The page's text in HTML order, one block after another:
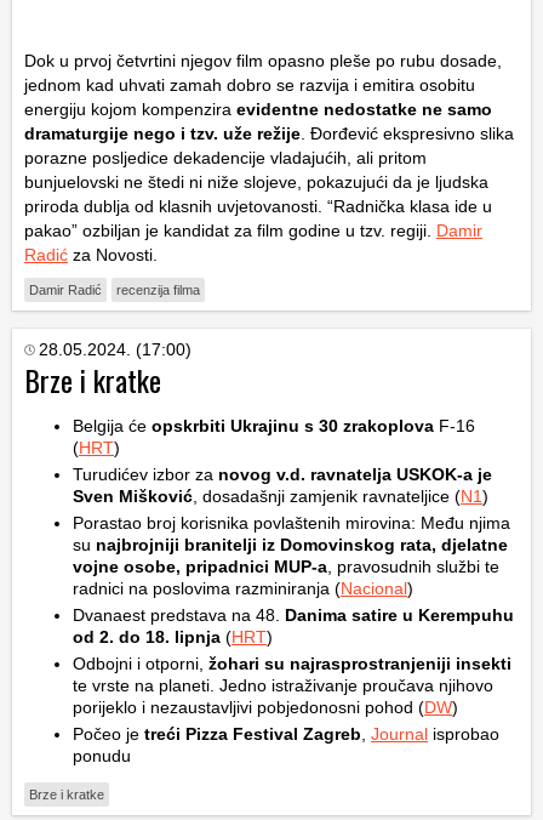
Dok u prvoj četvrtini njegov film opasno pleše po rubu dosade,
jednom kad uhvati zamah dobro se razvija i emitira osobitu
energiju kojom kompenzira evidentne nedostatke ne samo
dramaturgije nego i tzv. uže režije. Đorđević ekspresivno slika
porazne posljedice dekadencije vladajućih, ali pritom
bunjuelovski ne štedi ni niže slojeve, pokazujući da je ljudska
priroda dublja od klasnih uvjetovanosti. “Radnička klasa ide u
pakao” ozbiljan je kandidat za film godine u tzv. regiji. Damir
Radić za Novosti.
Damir Radić recenzija filma
28.05.2024. (17:00)
Brze i kratke
Belgija će opskrbiti Ukrajinu s 30 zrakoplova F-16
(HRT)
Turudićev izbor za novog v.d. ravnatelja USKOK-a je
Sven Mišković, dosadašnji zamjenik ravnateljice (N1)
Porastao broj korisnika povlaštenih mirovina: Među njima
su najbrojniji branitelji iz Domovinskog rata, djelatne
vojne osobe, pripadnici MUP-a, pravosudnih službi te
radnici na poslovima razminiranja (Nacional)
Dvanaest predstava na 48. Danima satire u Kerempuhu
od 2. do 18. lipnja (HRT)
Odbojni i otporni, žohari su najrasprostranjeniji insekti
te vrste na planeti. Jedno istraživanje proučava njihovo
porijeklo i nezaustavljivi pobjedonosni pohod (DW)
Počeo je treći Pizza Festival Zagreb, Journal isprobao
ponudu
Brze i kratke